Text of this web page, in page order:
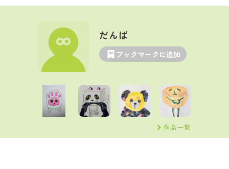
だんぱ
ブックマークに追加
作品一覧